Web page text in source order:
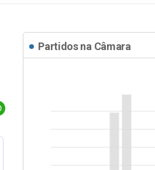
Partidos na Câmara